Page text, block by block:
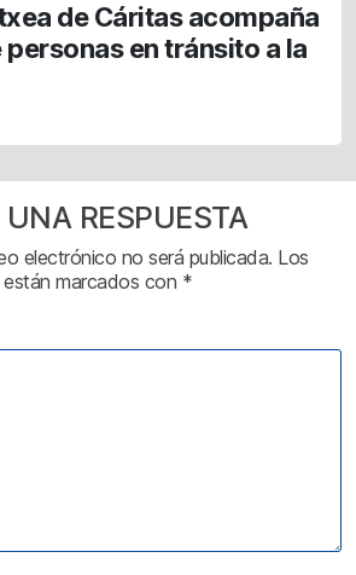
de Cáritas acompaña
en tránsito a la
RESPUESTA
electrónico no será publicada. Los
marcados con *